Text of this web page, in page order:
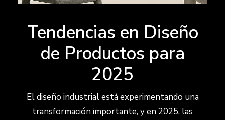
Tendencias en Diseño
de Productos para
2025
El diseño industrial está experimentando una
transformación importante, y en 2025, las